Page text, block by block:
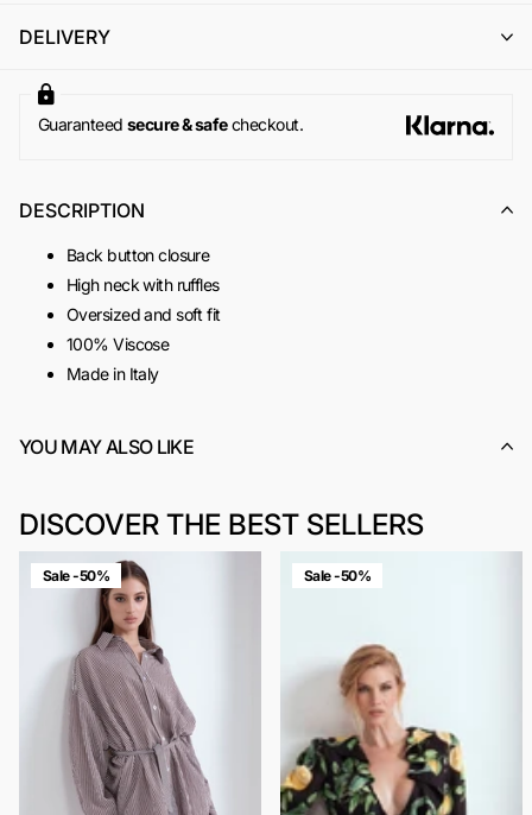
importo, utilizzabile per un successivo ordine online su
Per maggiori informazioni, si invita a consultare la sezione
dedicata aiResi e Rimborsi.
DELIVERY
Guaranteed secure & safecheckout.
DESCRIPTION
Back button closure
High neck with ruffles
Oversized and soft fit
100% Viscose
Made in Italy
YOU MAY ALSO LIKE
DISCOVER THE BEST SELLERS
Sale -50% Sale -50%